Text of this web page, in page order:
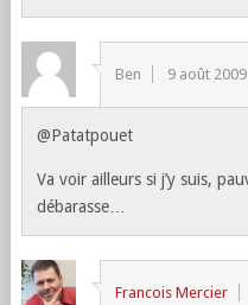
Ben 9 août 2009
@Patatpouet
Va voir ailleurs si j’y suis,
débarasse…
Francois Mercier